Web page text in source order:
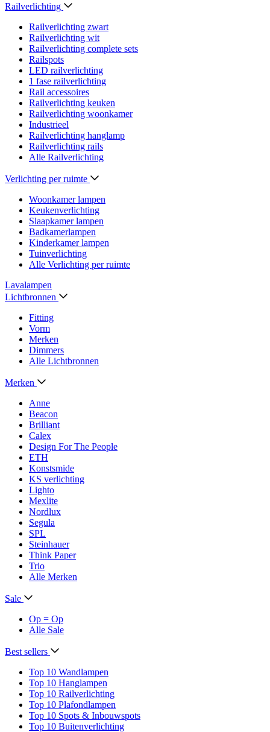
Railverlichting
Railverlichting zwart
Railverlichting wit
Railverlichting complete sets
Railspots
LED railverlichting
1 fase railverlichting
Rail accessoires
Railverlichting keuken
Railverlichting woonkamer
Industrieel
Railverlichting hanglamp
Railverlichting rails
Alle Railverlichting
Verlichting per ruimte
Woonkamer lampen
Keukenverlichting
Slaapkamer lampen
Badkamerlampen
Kinderkamer lampen
Tuinverlichting
Alle Verlichting per ruimte
Lavalampen
Lichtbronnen
Fitting
Vorm
Merken
Dimmers
Alle Lichtbronnen
Merken
Anne
Beacon
Brilliant
Calex
Design For The People
ETH
Konstsmide
KS verlichting
Lighto
Mexlite
Nordlux
Segula
SPL
Steinhauer
Think Paper
Trio
Alle Merken
Sale
Op = Op
Alle Sale
Best sellers
Top 10 Wandlampen
Top 10 Hanglampen
Top 10 Railverlichting
Top 10 Plafondlampen
Top 10 Spots & Inbouwspots
Top 10 Buitenverlichting